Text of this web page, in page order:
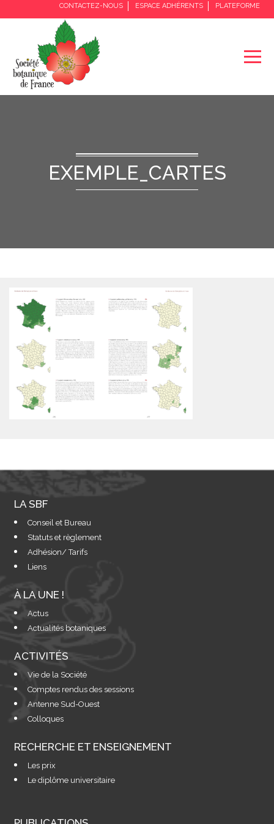
CONTACTEZ-NOUS ESPACE ADHÉRENTS PLATEFORME
EXEMPLE_CARTES
LA SBF
Conseil et Bureau
Statuts et règlement
Adhésion/ Tarifs
Liens
À LA UNE !
Actus
Actualités botaniques
ACTIVITÉS
Vie de la Société
Comptes rendus des sessions
Antenne Sud-Ouest
Colloques
RECHERCHE ET ENSEIGNEMENT
Les prix
Le diplôme universitaire